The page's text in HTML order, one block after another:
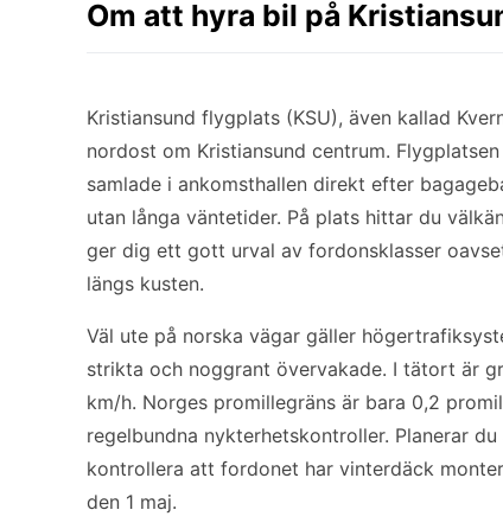
Om att hyra bil på
Kristiansund flygplats (KSU), även kallad
nordost om Kristiansund centrum.
samlade i ankomsthallen direkt efter
utan långa väntetider. På plats hittar du
ger dig ett gott urval av fordonsklasser
längs kusten.
Väl ute på norska vägar gäller
strikta och noggrant övervakade. I tätort är
km/h. Norges promillegräns är bara 0,2
regelbundna nykterhetskontroller. Planerar
kontrollera att fordonet har vinterdäck
den 1 maj.